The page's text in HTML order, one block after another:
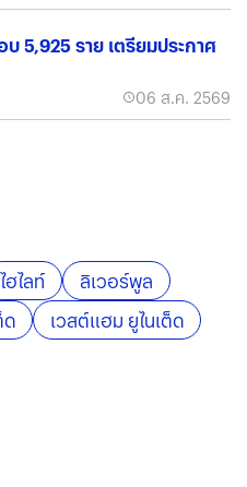
5,925 ราย เตรียมประกาศ
06 ส.ค. 2569
ไฮไลท์
ลิเวอร์พูล
ด
เวสต์แฮม ยูไนเต็ด